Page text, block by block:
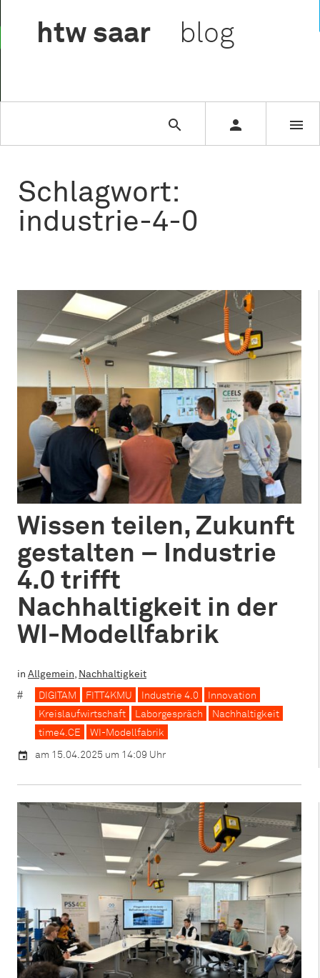
htw saar blog
  
Schlagwort:
industrie-4-0
Wissen teilen, Zukunft
gestalten – Industrie
4.0 trifft
Nachhaltigkeit in der
WI-Modellfabrik
in Allgemein, Nachhaltigkeit
DIGITAM FITT4KMU Industrie 4.0
Innovation
Kreislaufwirtschaft
Laborgespräch
Nachhaltigkeit
time4.CE
WI-Modellfabrik
am 15.04.2025 um 14:09 Uhr